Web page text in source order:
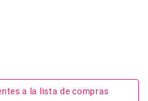
a la lista de compras